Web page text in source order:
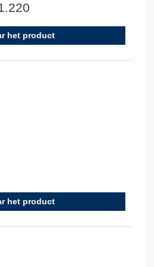
het product
het product